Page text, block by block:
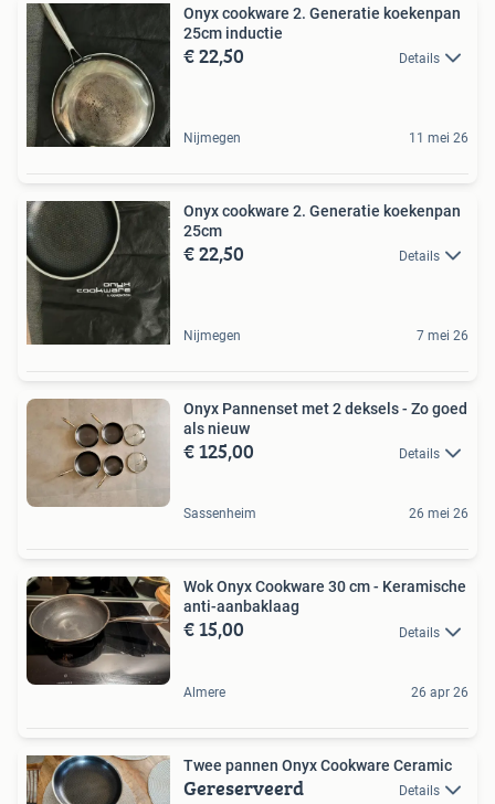
Onyx cookware 2. Generatie koekenpan
25cm inductie
€ 22,50 Details
Nijmegen 11 mei 26
Onyx cookware 2. Generatie koekenpan
25cm
€ 22,50 Details
Nijmegen 7 mei 26
Onyx Pannenset met 2 deksels - Zo goed
als nieuw
€ 125,00 Details
Sassenheim 26 mei 26
Wok Onyx Cookware 30 cm - Keramische
anti-aanbaklaag
€ 15,00 Details
Almere 26 apr 26
Twee pannen Onyx Cookware Ceramic
Gereserveerd Details